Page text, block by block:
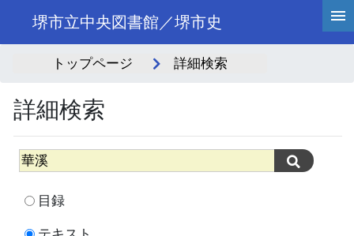
堺市立中央図書館／堺市史
トップページ 詳細検索
詳細検索
目録